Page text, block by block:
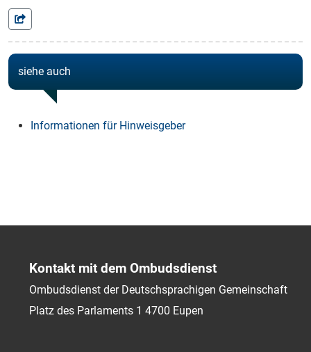
siehe auch
Informationen für Hinweisgeber
Kontakt mit dem Ombudsdienst
Ombudsdienst der Deutschsprachigen Gemeinschaft
Platz des Parlaments 1 4700 Eupen